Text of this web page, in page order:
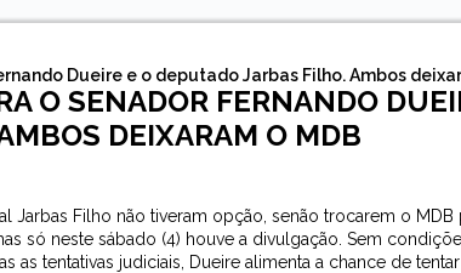
Dueire e o deputado Jarbas Filho. Ambos
O SENADOR FERNANDO
DEIXARAM O MDB
Jarbas Filho não tiveram opção, senão trocarem o MDB
só neste sábado (4) houve a divulgação. Sem
as tentativas judiciais, Dueire alimenta a chance de